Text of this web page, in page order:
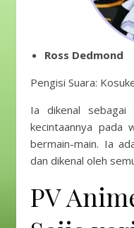
Ross Dedmond
Pengisi Suara:
Ia dikenal sebagai
kecintaannya pada
bermain-main. Ia
dan dikenal oleh
PV